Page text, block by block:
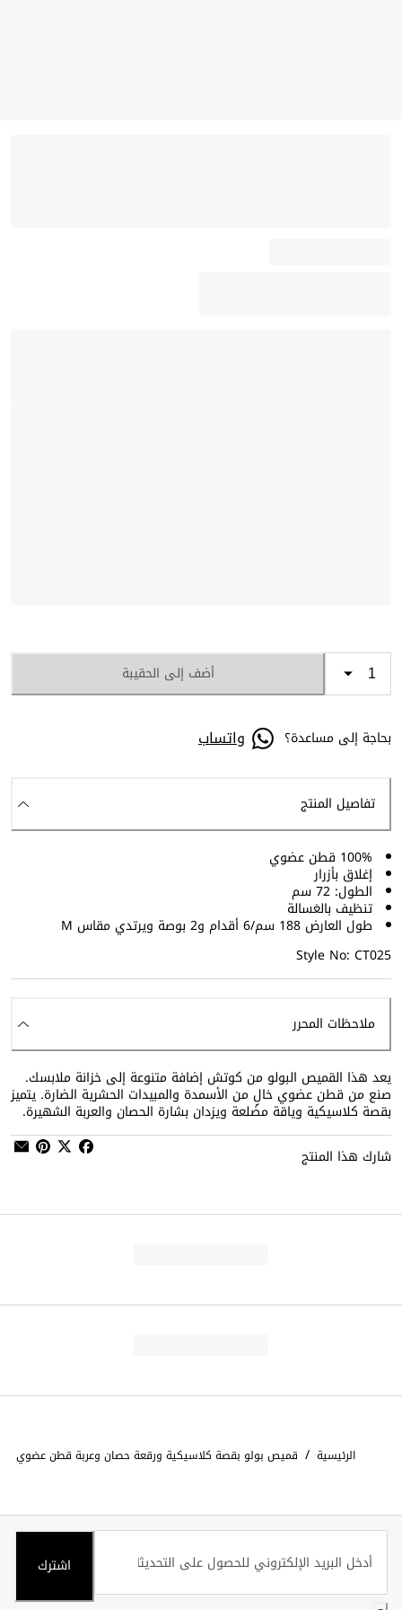
أضف إلى الحقيبة
بحاجة إلى مساعدة؟ واتساب
تفاصيل المنتج
100% قطن عضوي
إغلاق بأزرار
الطول: 72 سم
تنظيف بالغسالة
طول العارض 188 سم/6 أقدام و2 بوصة ويرتدي مقاس M
Style No: CT025
ملاحظات المحرر
يعد هذا القميص البولو من كوتش إضافة متنوعة إلى خزانة ملابسك.
صنع من قطن عضوي خالٍ من الأسمدة والمبيدات الحشرية الضارة. يتميز
بقصة كلاسيكية وياقة مضلعة ويزدان بشارة الحصان والعربة الشهيرة.
شارك هذا المنتج
الرئيسية / قميص بولو بقصة كلاسيكية ورقعة حصان وعربة قطن عضوي
اشترك